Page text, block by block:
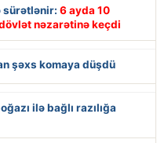
sürətlənir: 6 ayda 10
nəzarətinə keçdi
şəxs komaya düşdü
ilə bağlı razılığa